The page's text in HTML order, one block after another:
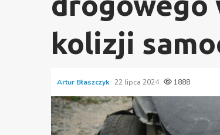
kolizji
Artur Błaszczyk 22 lipca 2024 1888